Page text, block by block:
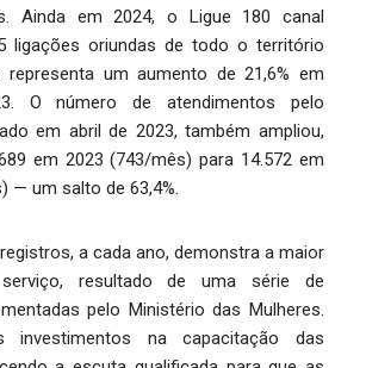
Ainda em 2024, o Ligue 180 canal
ligações oriundas de todo o território
representa um aumento de 21,6% em
O número de atendimentos pelo
em abril de 2023, também ampliou,
em 2023 (743/mês) para 14.572 em
— um salto de 63,4%.
a cada ano, demonstra a maior
resultado de uma série de
pelo Ministério das Mulheres.
investimentos na capacitação das